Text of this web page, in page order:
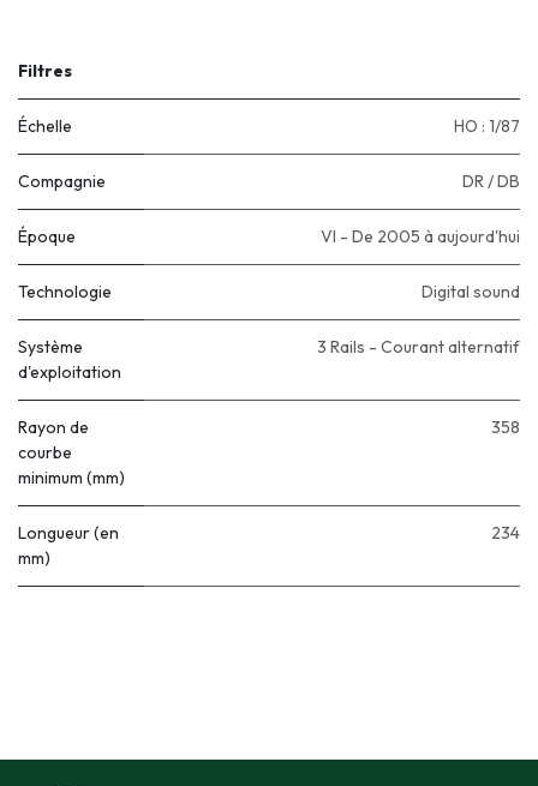
Filtres
Échelle HO : 1/87
Compagnie DR / DB
Époque VI - De 2005 à aujourd'hui
Technologie Digital sound
Système
d'exploitation
3 Rails - Courant alternatif
Rayon de
courbe
minimum (mm)
358
Longueur (en
mm)
234